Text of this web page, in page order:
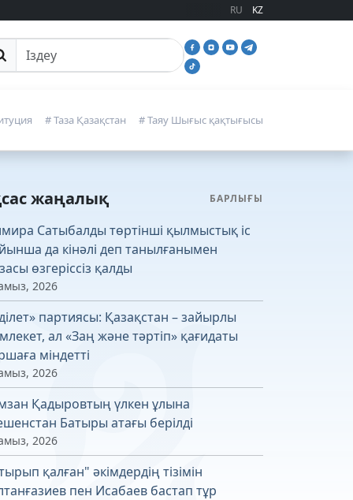
RU KZ
іздеу
# Таза Қазақстан # Таяу Шығыс қақтығысы
жаңалық БАРЛЫҒЫ
Сатыбалды төртінші қылмыстық іс
да кінәлі деп танылғанымен
өзгеріссіз қалды
2026
партиясы: Қазақстан – зайырлы
ал «Заң және тәртіп» қағидаты
міндетті
2026
Қадыровтың үлкен ұлына
Батыры атағы берілді
2026
қалған" әкімдердің тізімін
пен Исабаев бастап тұр